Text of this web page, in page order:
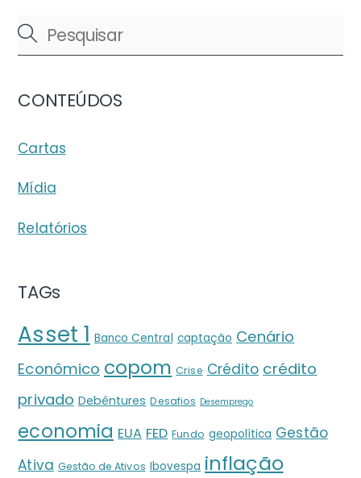
CONTEÚDOS
Cartas
Mídia
Relatórios
TAGs
Asset 1 Banco Central captação Cenário
Econômico copom Crise Crédito crédito
privado Debêntures Desafios Desemprego
economia EUA FED Fundo geopolítica Gestão
Ativa Gestão de Ativos Ibovespa inflação